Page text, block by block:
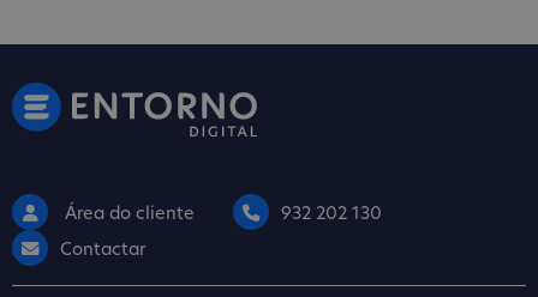
Área do cliente
932 202 130
Contactar